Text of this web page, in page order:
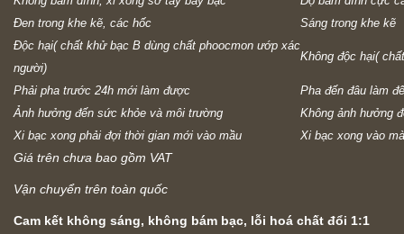
Đen trong khe kẽ, các hốc
Sáng trong khe kẽ
Độc hại( chất khử bạc B dùng chất phoocmon ướp xác
người)
Không độc hại(
Phải pha trước 24h mới làm được
Pha đến đâu làm
Ảnh hưởng đến sức khỏe và môi trường
Không ảnh hưởng
Xi bạc xong phải đợi thời gian mới vào mầu
Xi bạc xong vào
Giá trên chưa bao gồm VAT
Vận chuyển trên toàn quốc
Cam kết không sáng, không bám bạc, lỗi hoá chất đổi 1:1